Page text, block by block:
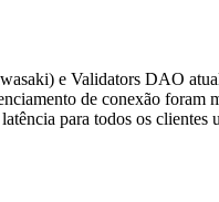
e Validators DAO
de conexão foram
para todos os